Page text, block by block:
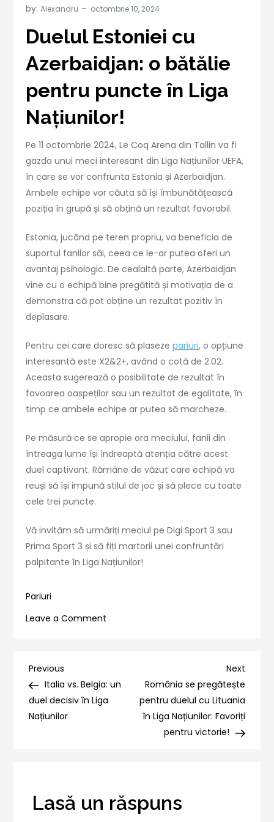
by:Alexandru
Duelul Estoniei cu
Azerbaidjan: o bătălie
pentru puncte în Liga
Națiunilor!
Pe 11 octombrie 2024, Le Coq Arena din Tallin va fi
gazda unui meci interesant din Liga Națiunilor UEFA,
în care se vor confrunta Estonia și Azerbaidjan.
Ambele echipe vor căuta să își îmbunătățească
poziția în grupă și să obțină un rezultat favorabil.
Estonia, jucând pe teren propriu, va beneficia de
suportul fanilor săi, ceea ce le-ar putea oferi un
avantaj psihologic. De cealaltă parte, Azerbaidjan
vine cu o echipă bine pregătită și motivația de a
demonstra că pot obține un rezultat pozitiv în
deplasare.
Pentru cei care doresc să plasezepariuri, o opțiune
interesantă este X2&2+, având o cotă de 2.02.
Aceasta sugerează o posibilitate de rezultat în
favoarea oaspeților sau un rezultat de egalitate, în
timp ce ambele echipe ar putea să marcheze.
Pe măsură ce se apropie ora meciului, fanii din
întreaga lume își îndreaptă atenția către acest
duel captivant. Rămâne de văzut care echipă va
reuși să își impună stilul de joc și să plece cu toate
cele trei puncte.
Vă invităm să urmăriți meciul pe Digi Sport 3 sau
Prima Sport 3 și să fiți martorii unei confruntări
palpitante în Liga Națiunilor!
Pariuri
Leave a Comment
Azerbaidjan:
o
Națiunilor!
Navigare
în
Previous
Post
Previous
Italia vs. Belgia: un
duel decisiv în Liga
Națiunilor
Next
Post
Next
România se pregătește
pentru duelul cu Lituania
în Liga Națiunilor: Favoriți
pentru victorie!
Lasă un răspuns